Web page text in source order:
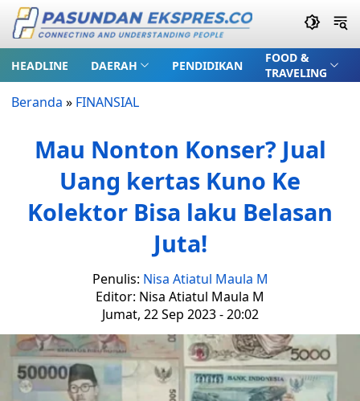
HEADLINE DAERAH PENDIDIKAN
FOOD &
TRAVELING
Beranda » FINANSIAL
Mau Nonton Konser? Jual
Uang kertas Kuno Ke
Kolektor Bisa laku Belasan
Juta!
Penulis: Nisa Atiatul Maula M
Editor: Nisa Atiatul Maula M
Jumat, 22 Sep 2023 - 20:02